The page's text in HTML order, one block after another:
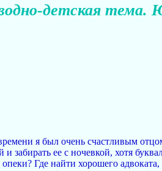
детская тема.
я был очень счастливым
и забирать ее с ночевкой, хотя
Где найти хорошего